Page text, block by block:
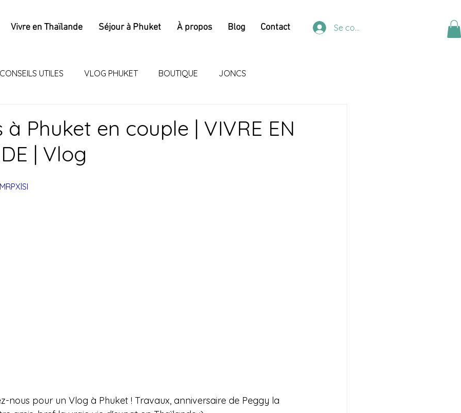
Vivre en Thaïlande Séjour à Phuket À propos Blog Contact Se connecter
CONSEILS UTILES VLOG PHUKET BOUTIQUE JONCS
à Phuket en couple | VIVRE EN
| Vlog
nous pour un Vlog à Phuket ! Travaux, anniversaire de Peggy la